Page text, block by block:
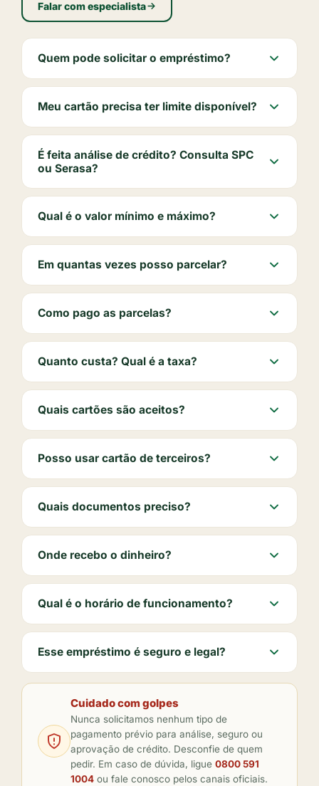
Falar com especialista
Quem pode solicitar o empréstimo?
Meu cartão precisa ter limite disponível?
É feita análise de crédito? Consulta SPC
ou Serasa?
Qual é o valor mínimo e máximo?
Em quantas vezes posso parcelar?
Como pago as parcelas?
Quanto custa? Qual é a taxa?
Quais cartões são aceitos?
Posso usar cartão de terceiros?
Quais documentos preciso?
Onde recebo o dinheiro?
Qual é o horário de funcionamento?
Esse empréstimo é seguro e legal?
Cuidado com golpes
Nunca solicitamos nenhum tipo de
pagamento prévio para análise, seguro ou
aprovação de crédito. Desconfie de quem
pedir. Em caso de dúvida, ligue0800 591
1004 ou fale conosco pelos canais oficiais.